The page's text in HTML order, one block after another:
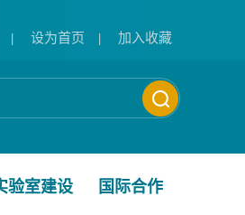
| 设为首页 | 加入收藏
验室建设 国际合作